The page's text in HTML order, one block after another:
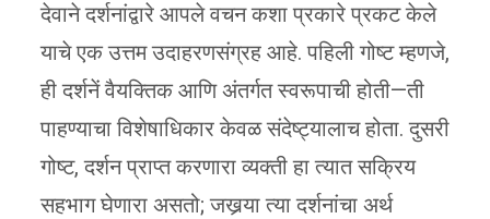
देवाने दर्शनांद्वारे आपले वचन कशा प्रकारे प्रकट केले
याचे एक उत्तम उदाहरणसंग्रह आहे. पहिली गोष्ट म्हणजे,
ही दर्शनें वैयक्तिक आणि अंतर्गत स्वरूपाची होती—ती
पाहण्याचा विशेषाधिकार केवळ संदेष्ट्यालाच होता. दुसरी
गोष्ट, दर्शन प्राप्त करणारा व्यक्ती हा त्यात सक्रिय
सहभाग घेणारा असतो; जखर्‍या त्या दर्शनांचा अर्थ